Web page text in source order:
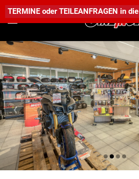
‹
TERMINE oderTEILEANFRAGEN in die